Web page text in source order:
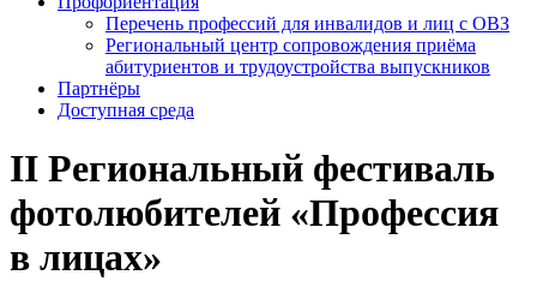
Перечень профессий для инвалидов и лиц с ОВЗ
Региональный центр сопровождения приёма
абитуриентов и трудоустройства выпускников
Партнёры
Доступная среда
II Региональный фестиваль
фотолюбителей «Профессия
в лицах»